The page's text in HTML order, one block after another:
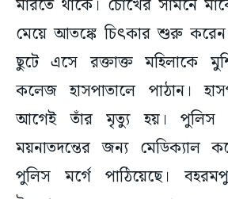
মারতে থাকে। চোখের সামনে
মেয়ে আতঙ্কে চিৎকার শুরু করেন।
ছুটে এসে রক্তাক্ত মহিলাকে
কলেজ হাসপাতালে পাঠান।
আগেই তাঁর মৃত্যু হয়। পুলিস
ময়নাতদন্তের জন্য মেডিক্যাল
পুলিস মর্গে পাঠিয়েছে।